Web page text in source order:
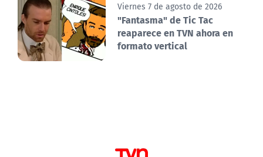
Viernes 7 de agosto de 2026
"Fantasma" de Tic Tac
reaparece en TVN ahora en
formato vertical